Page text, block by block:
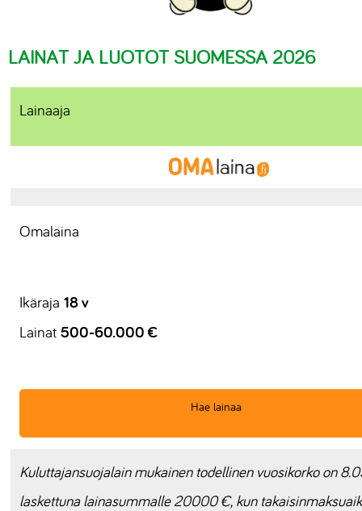
LAINAT JA LUOTOT SUOMESSA 2026
Lainaaja
Omalaina
Ikäraja 18 v
Lainat 500-60.000 €
Hae lainaa
Kuluttajansuojalain mukainen todellinen vuosikorko on
laskettuna lainasummalle 20000 €, kun